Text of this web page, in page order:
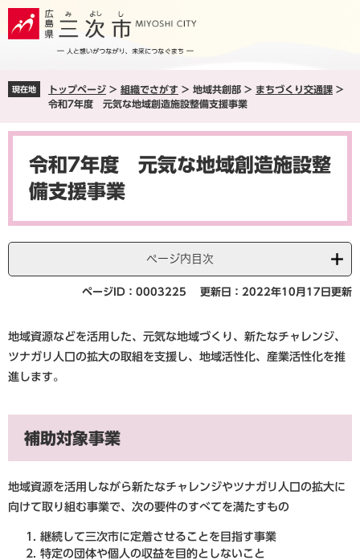
ペ
ジ
メ
ュ
現在地 トップページ > 組織でさがす > 地域共創部 > まちづくり交通課 >
令和7年度 元気な地域創造施設整備支援事業
本
令和7年度 元気な地域創造施設整
備支援事業
ページ内目次
ページID：0003225 更新日：2022年10月17日更新
地域資源などを活用した、元気な地域づくり、新たなチャレンジ、
ツナガリ人口の拡大の取組を支援し、地域活性化、産業活性化を推
進します。
補助対象事業
地域資源を活用しながら新たなチャレンジやツナガリ人口の拡大に
向けて取り組む事業で、次の要件のすべてを満たすもの
継続して三次市に定着させることを目指す事業
特定の団体や個人の収益を目的としないこと